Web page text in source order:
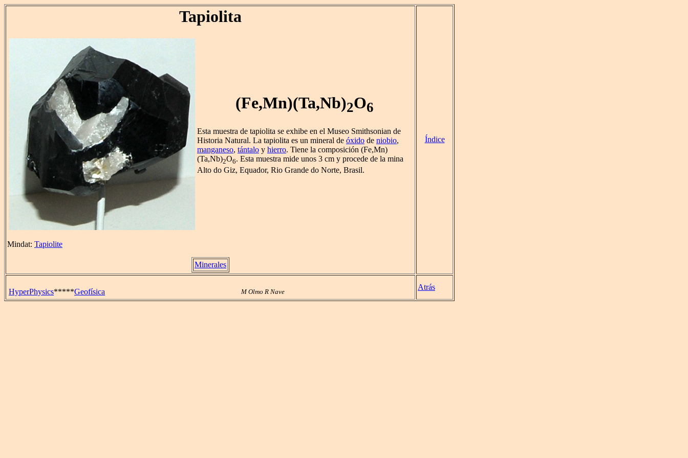
Tapiolita
(Fe,Mn)(Ta,Nb)2O6
Esta muestra de tapiolita se exhibe en el Museo Smithsonian de
Historia Natural. La tapiolita es un mineral de óxido de niobio,
manganeso, tántalo y hierro. Tiene la composición (Fe,Mn)
(Ta,Nb)2O6. Esta muestra mide unos 3 cm y procede de la mina
Alto do Giz, Equador, Rio Grande do Norte, Brasil.
Mindat: Tapiolite
Minerales
Índice
HyperPhysics*****Geofísica M Olmo R Nave
Atrás